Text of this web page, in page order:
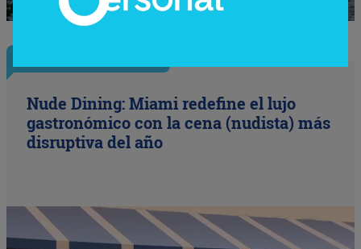
Nude Dining: Miami redefine el lujo
gastronómico con la cena (nudista) más
disruptiva del año